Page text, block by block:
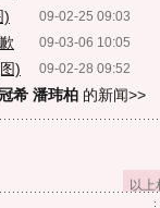
09-02-25 09:03
)
09-03-06 10:05
09-02-28 09:52
)
希 潘玮柏 的新闻>>
以